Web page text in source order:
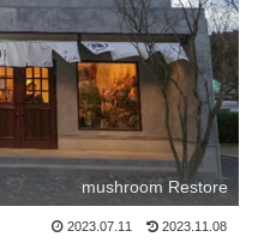
mushroom Restore
2023.07.11 2023.11.08